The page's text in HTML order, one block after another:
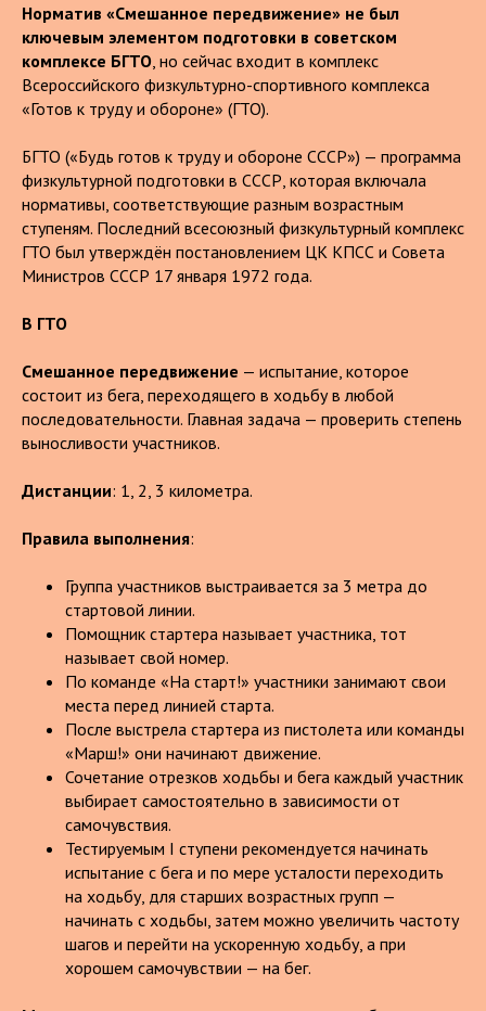
Норматив «Смешанное передвижение» не был
ключевым элементом подготовки в советском
комплексе БГТО , но сейчас входит в комплекс
Всероссийского физкультурно-спортивного комплекса
«Готов к труду и обороне» (ГТО).
БГТО («Будь готов к труду и обороне СССР») — программа
физкультурной подготовки в СССР, которая включала
нормативы, соответствующие разным возрастным
ступеням. Последний всесоюзный физкультурный комплекс
ГТО был утверждён постановлением ЦК КПСС и Совета
Министров СССР 17 января 1972 года.
В ГТО
Смешанное передвижение — испытание, которое
состоит из бега, переходящего в ходьбу в любой
последовательности. Главная задача — проверить степень
выносливости участников.
Дистанции: 1, 2, 3 километра.
Правила выполнения:
Группа участников выстраивается за 3 метра до
стартовой линии.
Помощник стартера называет участника, тот
называет свой номер.
По команде «На старт!» участники занимают свои
места перед линией старта.
После выстрела стартера из пистолета или команды
«Марш!» они начинают движение.
Сочетание отрезков ходьбы и бега каждый участник
выбирает самостоятельно в зависимости от
самочувствия.
Тестируемым I ступени рекомендуется начинать
испытание с бега и по мере усталости переходить
на ходьбу, для старших возрастных групп —
начинать с ходьбы, затем можно увеличить частоту
шагов и перейти на ускоренную ходьбу, а при
хорошем самочувствии — на бег.